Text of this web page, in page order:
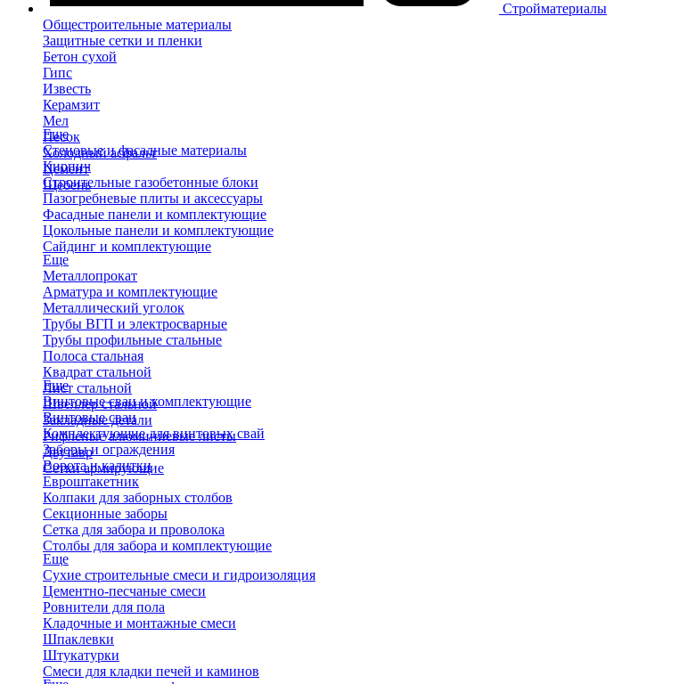
Стройматериалы
Общестроительные материалы
Защитные сетки и пленки
Бетон сухой
Гипс
Известь
Керамзит
Мел
Песок
Холодный асфальт
Цемент
Щебень
Еще
Стеновые и фасадные материалы
Кирпич
Строительные газобетонные блоки
Пазогребневые плиты и аксессуары
Фасадные панели и комплектующие
Цокольные панели и комплектующие
Сайдинг и комплектующие
Еще
Металлопрокат
Арматура и комплектующие
Металлический уголок
Трубы ВГП и электросварные
Трубы профильные стальные
Полоса стальная
Квадрат стальной
Лист стальной
Швеллер стальной
Закладные детали
Рифленые алюминиевые листы
Двутавр
Сетки армирующие
Еще
Винтовые сваи и комплектующие
Винтовые сваи
Комплектующие для винтовых свай
Заборы и ограждения
Ворота и калитки
Евроштакетник
Колпаки для заборных столбов
Секционные заборы
Сетка для забора и проволока
Столбы для забора и комплектующие
Еще
Сухие строительные смеси и гидроизоляция
Цементно-песчаные смеси
Ровнители для пола
Кладочные и монтажные смеси
Шпаклевки
Штукатурки
Смеси для кладки печей и каминов